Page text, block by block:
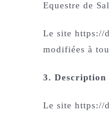
Equestre de
Le site https://
modifiées à
3. Description
Le site https://